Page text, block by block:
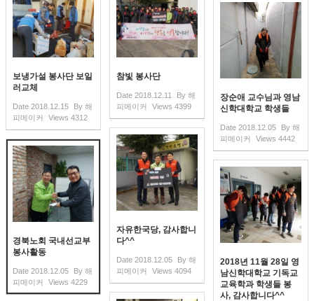
보냉가설 봉사단 보일
러교체
Date 2018.12.15 By 해
피메이커
Views 4312
참빛 봉사단
Date 2018.12.11 By 해
피메이커
Views 4399
장순애 교수님과 영남
신학대학교 학생들
Date 2018.12.05 By 해
피메이커
Views 4442
자유한국당, 감사합니
다^^
Date 2018.12.05 By 해
피메이커
Views 4094
경북노회 국내선교부
봉사활동
Date 2018.12.05 By 해
피메이커
Views 4229
2018년 11월 28일 영
남신학대학교 기독교
교육학과 학생들 봉
사, 감사합니다^^